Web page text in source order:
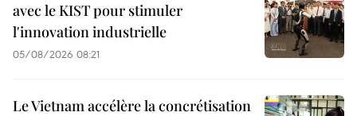
avec le KIST pour stimuler
l'innovation industrielle
05/08/2026 08:21
Le Vietnam accélère la concrétisation